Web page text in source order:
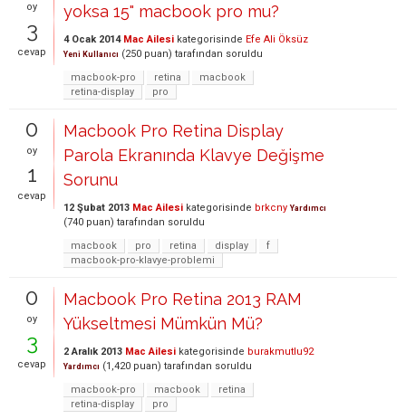
oy
3
cevap
yoksa 15" macbook pro mu?
4 Ocak 2014 Mac Ailesi kategorisinde Efe Ali Öksüz
Yeni Kullanıcı (250 puan) tarafından soruldu
macbook-pro
retina
macbook
retina-display
pro
0
oy
1
cevap
Macbook Pro Retina Display
Parola Ekranında Klavye Değişme
Sorunu
12 Şubat 2013 Mac Ailesi kategorisinde brkcny Yardımcı
(740 puan) tarafından soruldu
macbook
pro retina display
f
macbook-pro-klavye-problemi
0
oy
3
cevap
Macbook Pro Retina 2013 RAM
Yükseltmesi Mümkün Mü?
2 Aralık 2013 Mac Ailesi kategorisinde burakmutlu92
Yardımcı (1,420 puan) tarafından soruldu
macbook-pro
macbook
retina
retina-display
pro